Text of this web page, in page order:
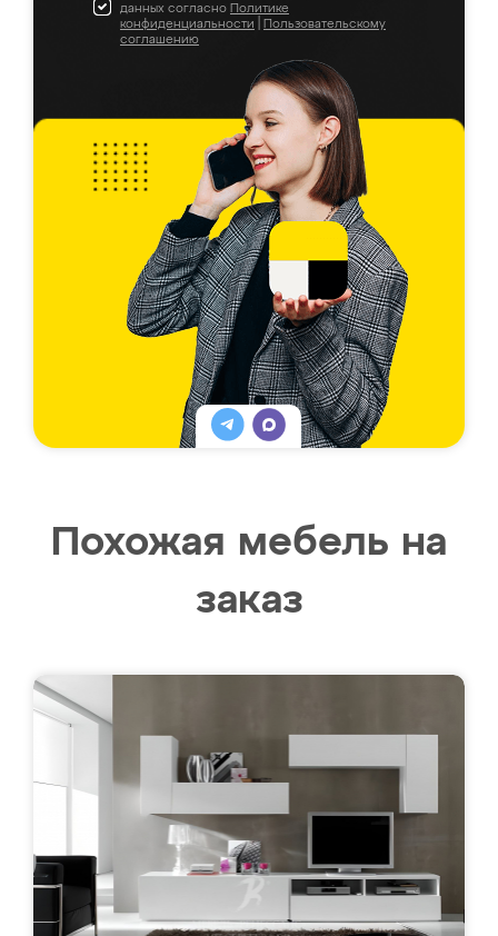
данных согласно Политике
конфиденциальности
Пользовательскому
соглашению
Похожая мебель на
заказ